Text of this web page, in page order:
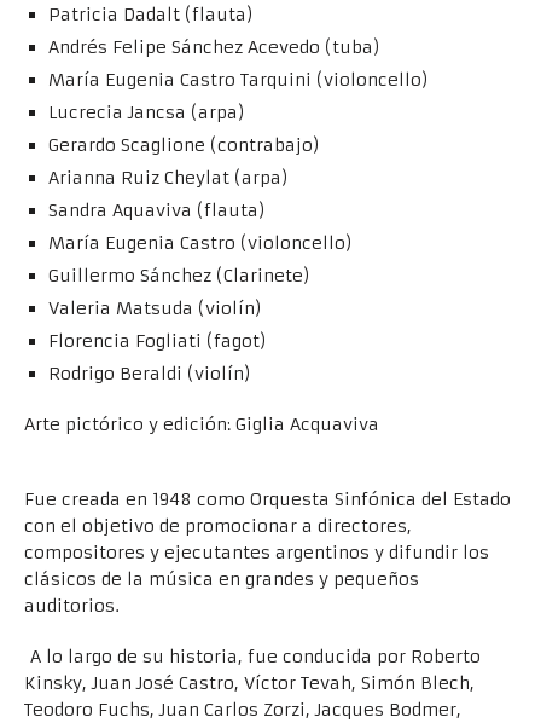
Patricia Dadalt (flauta)
Andrés Felipe Sánchez Acevedo (tuba)
María Eugenia Castro Tarquini (violoncello)
Lucrecia Jancsa (arpa)
Gerardo Scaglione (contrabajo)
Arianna Ruiz Cheylat (arpa)
Sandra Aquaviva (flauta)
María Eugenia Castro (violoncello)
Guillermo Sánchez (Clarinete)
Valeria Matsuda (violín)
Florencia Fogliati (fagot)
Rodrigo Beraldi (violín)
Arte pictórico y edición: Giglia Acquaviva
Fue creada en 1948 como Orquesta Sinfónica del Estado
con el objetivo de promocionar a directores,
compositores y ejecutantes argentinos y difundir los
clásicos de la música en grandes y pequeños
auditorios.
A lo largo de su historia, fue conducida por Roberto
Kinsky, Juan José Castro, Víctor Tevah, Simón Blech,
Teodoro Fuchs, Juan Carlos Zorzi, Jacques Bodmer,